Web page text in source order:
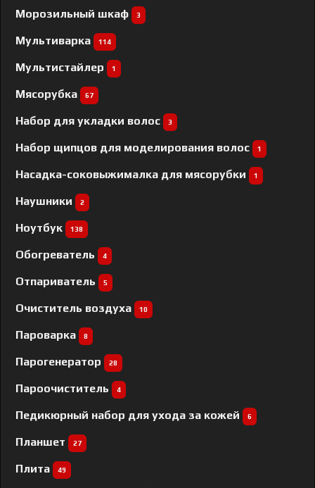
Морозильный шкаф 3
Мультиварка 114
Мультистайлер 1
Мясорубка 67
Набор для укладки волос 3
Набор щипцов для моделирования волос 1
Насадка-соковыжималка для мясорубки 1
Наушники 2
Ноутбук 138
Обогреватель 4
Отпариватель 5
Очиститель воздуха 10
Пароварка 8
Парогенератор 28
Пароочиститель 4
Педикюрный набор для ухода за кожей 6
Планшет 27
Плита 49